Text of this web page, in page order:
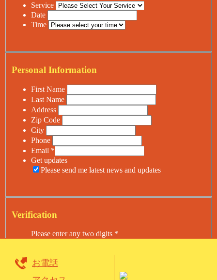
お電話
Service
Date
Time
Personal Information
First Name
Last Name
Address
Zip Code
City
Phone
Email *
Get updates
Please send me latest news and updates
Verification
Please enter any two digits *